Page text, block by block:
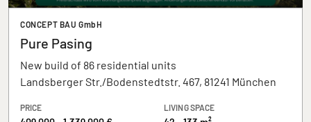
CONCEPT BAU GmbH
Pure Pasing
New build of 86 residential units
Landsberger Str./Bodenstedtstr. 467, 81241 München
PRICE LIVING SPACE